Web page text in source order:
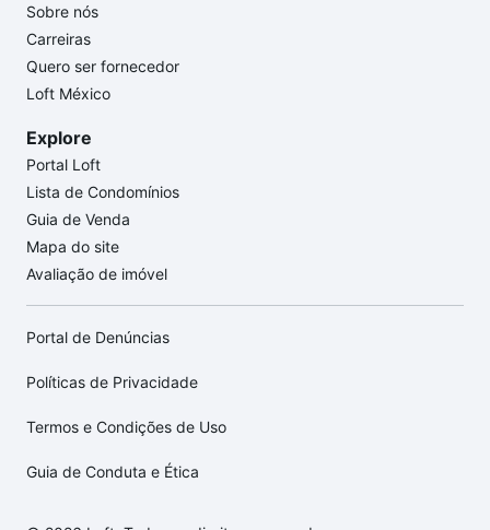
Sobre nós
Carreiras
Quero ser fornecedor
Loft México
Explore
Portal Loft
Lista de Condomínios
Guia de Venda
Mapa do site
Avaliação de imóvel
Portal de Denúncias
Políticas de Privacidade
Termos e Condições de Uso
Guia de Conduta e Ética